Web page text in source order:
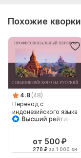
Похожие кворки
4.8 (48)
Перевод с
индонезийского языка
на русский язык
от 500 ₽
278 ₽ за 1 000 зн.